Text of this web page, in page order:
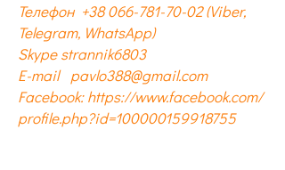
Телефон +38 066-781-70-02(Viber,
Telegram, WhatsApp)
Skype strannik6803
E-mail pavlo388@gmail.com
Facebook:https://www.facebook.com/
profile.php?id=100000159918755